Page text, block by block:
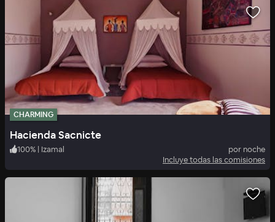
CHARMING
Hacienda Sacnicte
100% | Izamal
por noche
Incluye todas las comisiones